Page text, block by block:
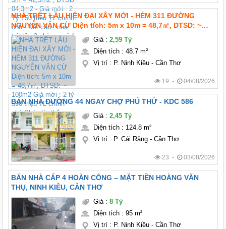
NHÀ TRỆT LẦU HIỆN ĐẠI XÂY MỚI - HẺM 311 ĐƯỜNG
NGUYỄN VĂN CỪ Diện tích: 5m x 10m = 48,7㎡, DTSD: ~
100m2 Giá mới : 2 tỷ 590 triệu TL chính chủ Pháp lý: thổ
cư hoàn công Hướng: Tây bắc
Giá: 2,59 Tỷ
Diện tích: 48.7 m²
Vị trí: P. Ninh Kiều - Cần Thơ
19 - 04/08/2026
BÁN NHÀ ĐƯỜNG 44 NGAY CHỢ PHÚ THỨ - KDC 586
Giá: 2,45 Tỷ
Diện tích: 124.8 m²
Vị trí: P. Cái Răng - Cần Thơ
23 - 03/08/2026
BÁN NHÀ CẤP 4 HOÀN CÔNG – MẶT TIỀN HOÀNG VĂN
THỤ, NINH KIỀU, CẦN THƠ
Giá: 8 Tỷ
Diện tích: 95 m²
Vị trí: P. Ninh Kiều - Cần Thơ